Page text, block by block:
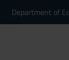
Department of